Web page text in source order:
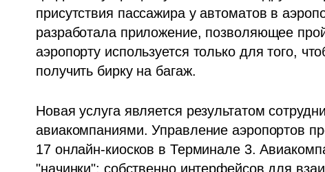
присутствия пассажира у автоматов в
разработала приложение, позволяющее
аэропорту используется только для того,
получить бирку на багаж.
Новая услуга является результатом
авиакомпаниями. Управление аэропортов
17 онлайн-киосков в Терминале 3.
"начинки": собственно интерфейсов для